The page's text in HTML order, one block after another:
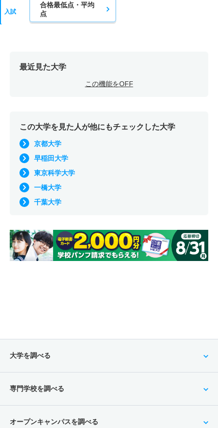
入試
合格最低点・平均
点
最近見た大学
この機能をOFF
この大学を見た人が他にもチェックした大学
京都大学
早稲田大学
東京科学大学
一橋大学
千葉大学
大学を調べる
専門学校を調べる
オープンキャンパスを調べる